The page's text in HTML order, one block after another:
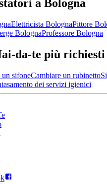
a Bologna
Elettricista BolognaPittore
BolognaProfessore Bologna
da-te più richiesti
un sifoneCambiare un rubinetto
dei servizi igienici